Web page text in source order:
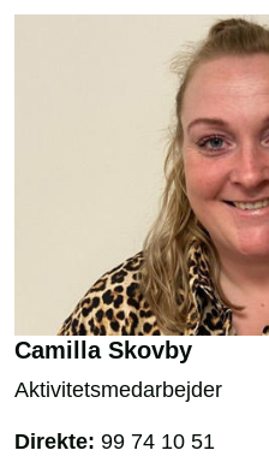
Camilla Skovby
Aktivitetsmedarbejder
Direkte: 99 74 10 51